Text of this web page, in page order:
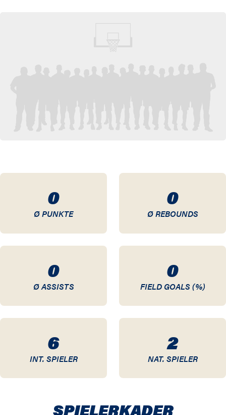
12 / 13
09 / 10
06 / 07
0
Ø PUNKTE
0
Ø REBOUNDS
0
Ø ASSISTS
0
FIELD GOALS (%)
6
INT. SPIELER
2
NAT. SPIELER
SPIELER­KADER